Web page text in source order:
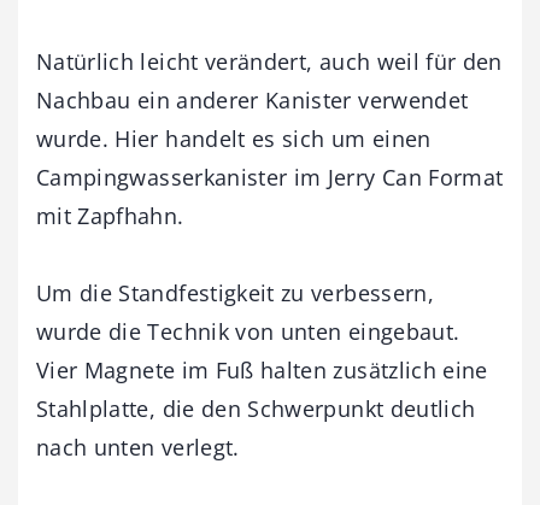
Natürlich leicht verändert, auch weil für den
Nachbau ein anderer Kanister verwendet
wurde. Hier handelt es sich um einen
Campingwasserkanister im Jerry Can Format
mit Zapfhahn.
Um die Standfestigkeit zu verbessern,
wurde die Technik von unten eingebaut.
Vier Magnete im Fuß halten zusätzlich eine
Stahlplatte, die den Schwerpunkt deutlich
nach unten verlegt.